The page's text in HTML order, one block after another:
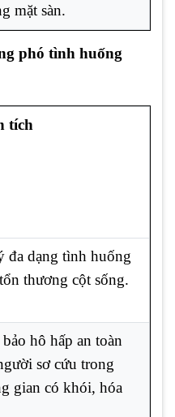
mặt sàn.
phó tình huống
tích
đa dạng tình huống
thương cột sống.
hô hấp an toàn
sơ cứu trong
gian có khói, hóa